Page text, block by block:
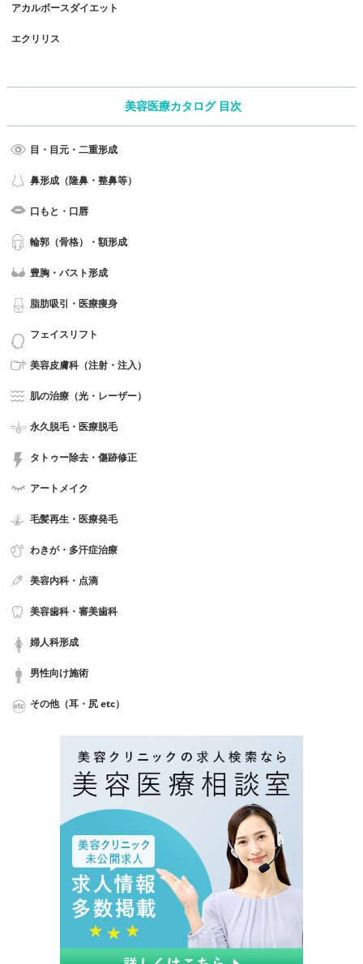
アカルボースダイエット
エクリリス
美容医療カタログ 目次
目・目元・二重形成
鼻形成（隆鼻・整鼻等）
口もと・口唇
輪郭（骨格）・額形成
豊胸・バスト形成
脂肪吸引・医療痩身
フェイスリフト
美容皮膚科（注射・注入）
肌の治療（光・レーザー）
永久脱毛・医療脱毛
タトゥー除去・傷跡修正
アートメイク
毛髪再生・医療発毛
わきが・多汗症治療
美容内科・点滴
美容歯科・審美歯科
婦人科形成
男性向け施術
その他（耳・尻 etc）